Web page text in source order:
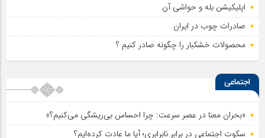
اپلیکیشن بله و حواشی آن
صادرات چوب در ایران
محصولات خشکبار را چگونه صادر کنیم ؟
اجتماعی
«بحران معنا در عصر سرعت: چرا احساس بی‌ریشگی می‌کنیم؟»
سکوت اجتماعی در برابر نابرابری؛ آیا ما عادت کرده‌ایم؟